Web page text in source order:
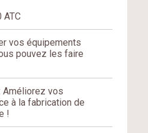
ATC
vos équipements
pouvez les faire
Améliorez vos
à la fabrication de
!